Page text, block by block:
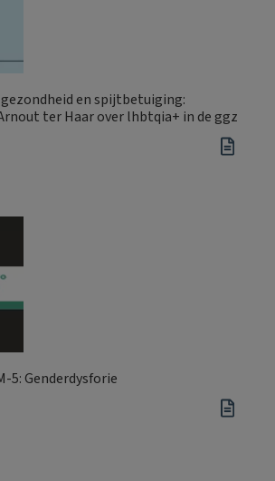
en spijtbetuiging:
ter Haar over lhbtqia+ in de ggz
5: Genderdysforie